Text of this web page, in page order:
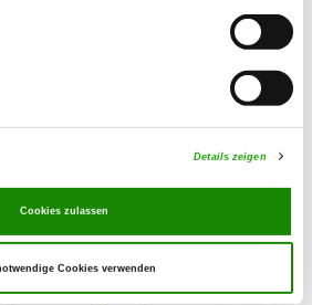
Details zeigen
Cookies zulassen
Cookies verwenden
e.V.
Details
"Am Finkenhügel"
Details